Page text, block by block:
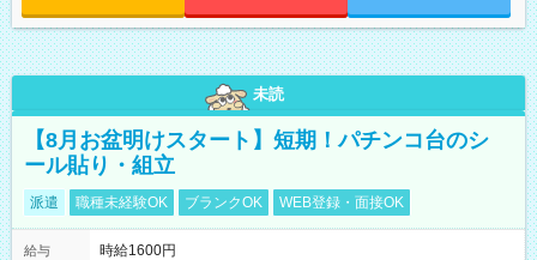
未読
【8月お盆明けスタート】短期！パチンコ台のシ
ール貼り・組立
派遣 職種未経験OK ブランクOK WEB登録・面接OK
給与
時給1600円